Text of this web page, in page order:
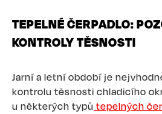
TEPELNÉ ČERPADLO:
KONTROLY TĚSNOSTI
Jarní a letní období je
kontrolu těsnosti chladicího
u některých typů tepelných